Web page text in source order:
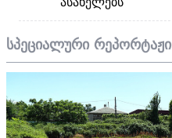
სპეციალური რეპორტაჟი